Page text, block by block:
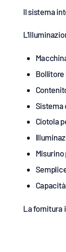
Il sistema
Bollitore
Sistema
Ciotola
Misurino
La fornitura